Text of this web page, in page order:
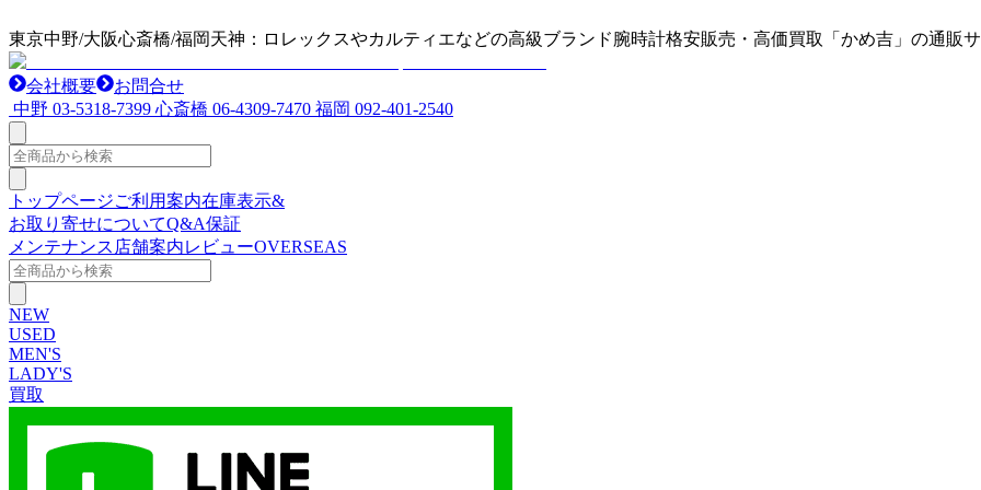
東京中野/大阪心斎橋/福岡天神：ロレックスやカルティエなどの高級ブランド腕時計格安販売・高価買取「かめ吉」の通販
会社概要
お問合せ
中野 03-5318-7399 心斎橋 06-4309-7470 福岡 092-401-2540
トップページご利用案内在庫表示&
お取り寄せについてQ&A保証
メンテナンス 店舗案内レビューOVERSEAS
NEW
USED
MEN'S
LADY'S
買取